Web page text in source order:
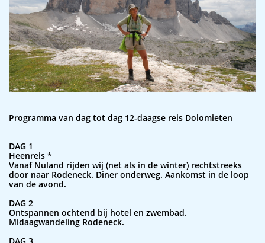
Programma van dag tot dag 12-daagse reis Dolomieten
DAG 1
Heenreis *
Vanaf Nuland rijden wij (net als in de winter) rechtstreeks
door naar Rodeneck. Diner onderweg. Aankomst in de loop
van de avond.
DAG 2
Ontspannen ochtend bij hotel en zwembad.
Midaagwandeling Rodeneck.